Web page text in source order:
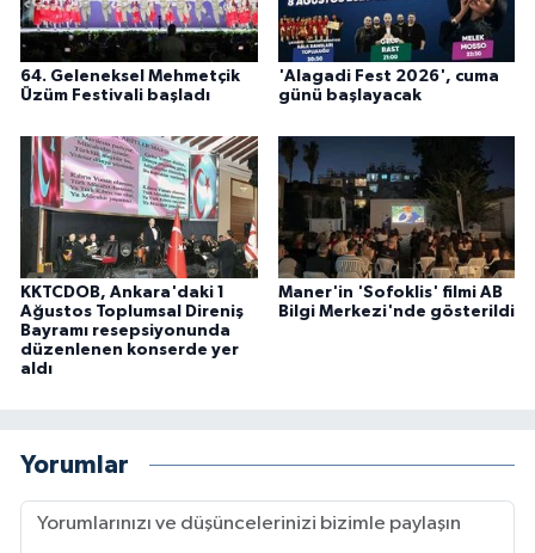
64. Geleneksel Mehmetçik
Üzüm Festivali başladı
'Alagadi Fest 2026', cuma
günü başlayacak
KKTCDOB, Ankara'daki 1
Ağustos Toplumsal Direniş
Bayramı resepsiyonunda
düzenlenen konserde yer
aldı
Maner'in 'Sofoklis' filmi AB
Bilgi Merkezi'nde gösterildi
Yorumlar